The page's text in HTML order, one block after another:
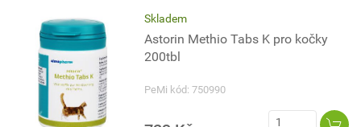
Skladem
Astorin Methio Tabs K pro kočky
200tbl
PeMi kód: 750990